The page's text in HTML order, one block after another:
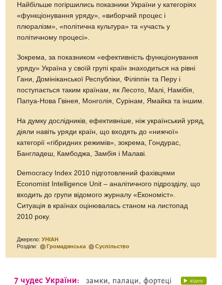
Найбільше погіршились показники України у категоріях
«функціонування уряду», «виборчий процес і
плюралізм», «політична культура» та «участь у
політичному процесі».
Зокрема, за показником «ефективність функціонування
уряду» Україна у своїй групі країн знаходиться на рівні
Гани, Домініканської Республіки, Філіппін та Перу і
поступається таким країнам, як Лесото, Малі, Намібія,
Папуа-Нова Гвінея, Монголія, Сурінам, Ямайка та іншим.
На думку дослідників, ефективніше, ніж український уряд,
діяли навіть уряди країн, що входять до «нижчої»
категорії «гібридних режимів», зокрема, Гондурас,
Бангладеш, Камбоджа, Замбія і Малаві.
Democracy Index 2010 підготовлений фахівцями
Economist Intelligence Unit – аналітичного підрозділу, що
входить до групи відомого журналу «Економіст».
Ситуація в країнах оцінювалась станом на листопад
2010 року.
Джерело:УНІАН
Розділи:
Громадянська Суспільство